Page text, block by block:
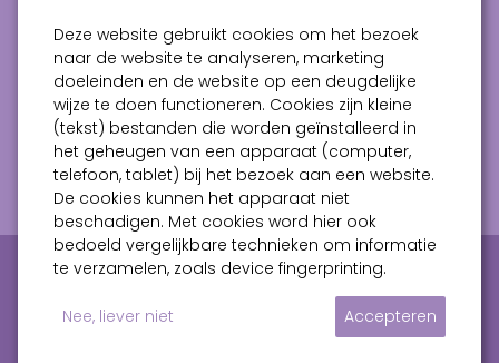
Maandag
Gesloten
Dinsdag
10:00 - 17:00
Woensdag
10:00 - 17:00
Donderdag
10:00 - 17:00
Vrijdag
10:00 - 17:00
Zaterdag
10:00 - 17:00
Privacy verklaring
Algemene voorwaarden
Deze website gebruikt cookies om het bezoek
naar de website te analyseren, marketing
doeleinden en de website op een deugdelijke
wijze te doen functioneren. Cookies zijn kleine
(tekst) bestanden die worden geïnstalleerd in
het geheugen van een apparaat (computer,
telefoon, tablet) bij het bezoek aan een website.
De cookies kunnen het apparaat niet
beschadigen. Met cookies word hier ook
bedoeld vergelijkbare technieken om informatie
te verzamelen, zoals device fingerprinting.
Nee, liever niet Accepteren